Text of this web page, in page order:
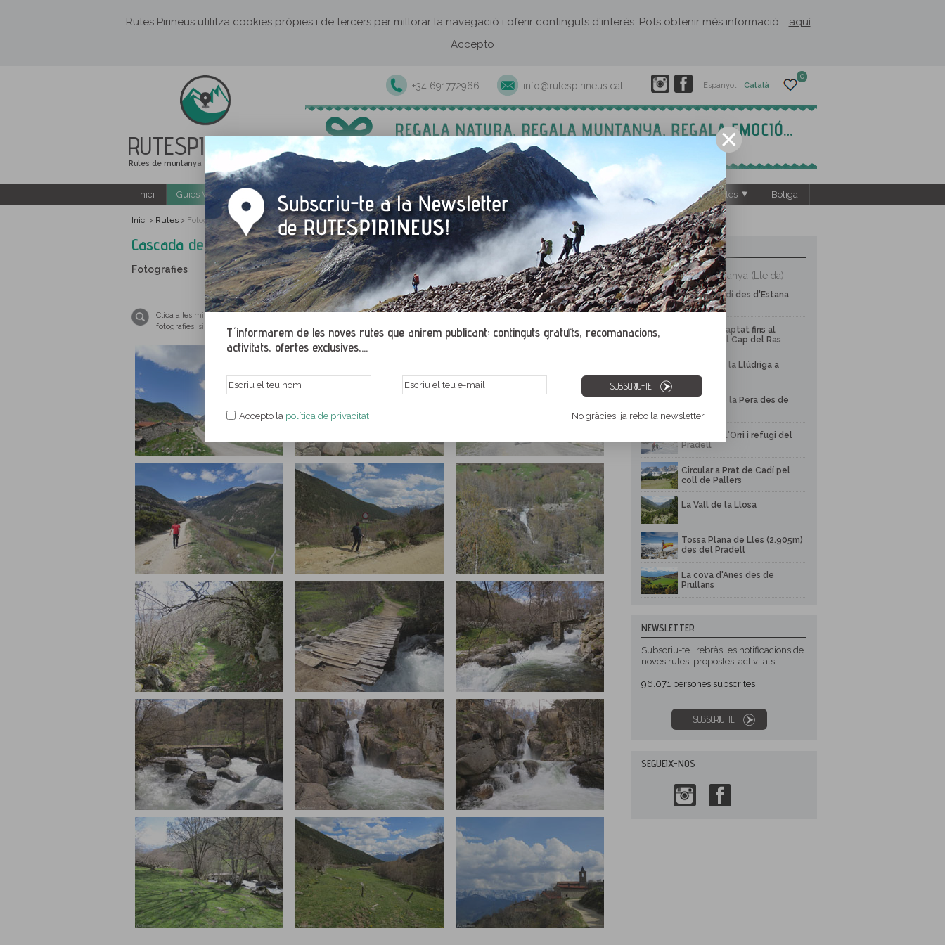
Rutes Pirineus utilitza cookies pròpies i de tercers per millorar la navegació i oferir continguts d´interès. Pots obtenir més informació aquí
.
Accepto
RUTESPIRINEUS
Rutes de muntanya, senderisme i excursions
0
Espanyol Català
+34 691772966 info@rutespirineus.cat
T´informarem de les noves rutes que anirem publicant: continguts gratuïts, recomanacions,
activitats, ofertes exclusives,...
SUBSCRIU-TE
Accepto la política de privacitat No gràcies, ja rebo la newsletter
Inici Guies Web i PDF gratuïtes Excursions i activitats guiades Rutes autoguiades Establiments El Rusc: projectes Botiga
Inici > Rutes > Fotografies Cascada del Molí del Salt des de Viliella
9 RUTES PROPERES
Vall de la Cerdanya (Lleida)
Prat de Cadí des d'Estana
Itinerari adaptat fins al
mirador del Cap del Ras
Itinerari de la Llúdriga a
Martinet
Estanys de la Pera des de
Estany de l'Orri i refugi del
Pradell
Circular a Prat de Cadí pel
coll de Pallers
La Vall de la Llosa
Tossa Plana de Lles (2.905m)
des del Pradell
La cova d'Anes des de
Prullans
NEWSLETTER
Subscriu-te i rebràs les notificacions de
noves rutes, propostes, activitats,...
96.071 persones subscrites
SUBSCRIU-TE
SEGUEIX-NOS
Cascada del Molí del Salt des de Viliella
Fotografies
TORNAR A LA RUTA
Clica a les miniatures per ampliar les imatges i veure-les a tamany pantalla completa. Per veure correctament la galeria de
fotografies, si us plau, tingues el teu navegador web actualitzat amb una de les seves últimes versions.